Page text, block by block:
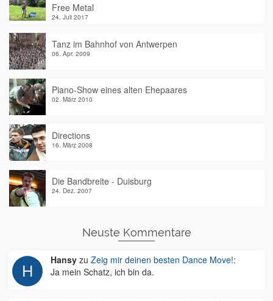
Free Metal
24. Juli 2017
Tanz im Bahnhof von Antwerpen
06. Apr. 2009
Piano-Show eines alten Ehepaares
02. März 2010
Directions
16. März 2008
Die Bandbreite - Duisburg
24. Dez. 2007
Neuste Kommentare
Hansy zu Zeig mir deinen besten Dance Move!:
Ja mein Schatz, ich bin da.